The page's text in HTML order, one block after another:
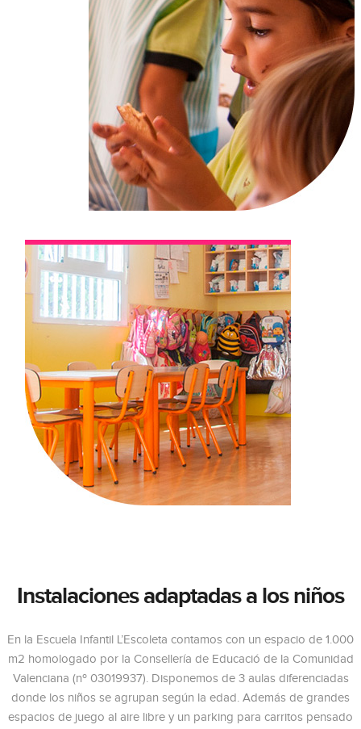
Instalaciones adaptadas a los niños
En la Escuela Infantil L’Escoleta contamos con un espacio de 1.000
m2 homologado por la Consellería de Educació de la Comunidad
Valenciana (nº 03019937). Disponemos de 3 aulas diferenciadas
donde los niños se agrupan según la edad. Además de grandes
espacios de juego al aire libre y un parking para carritos pensado